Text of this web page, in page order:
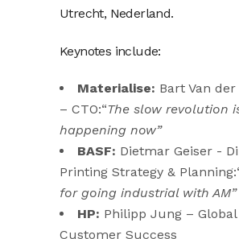
Utrecht, Nederland.
Keynotes include:
Materialise: Bart Van
– CTO:“The slow revolution
happening now”
BASF: Dietmar Geiser -
Printing Strategy &
for going industrial with AM”
HP: Philipp Jung –
Customer Success